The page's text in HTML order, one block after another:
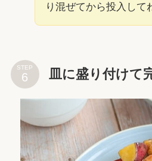
り混ぜてから投入して
STEP 皿に盛り付けて